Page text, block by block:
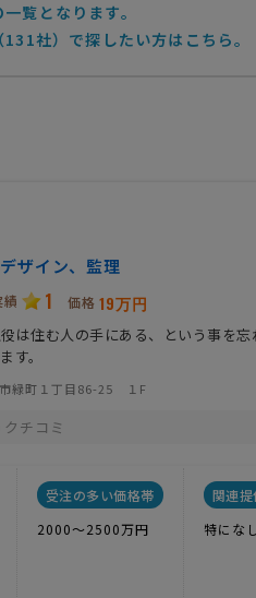
覧となります。
社）で探したい方はこちら。
ザイン、監理
績 1 価格 19万円
は住む人の手にある、という事を
す。
緑町１丁目86-25 １F
クチコミ
受注の多い価格帯
2000〜2500万円
関連
特にな